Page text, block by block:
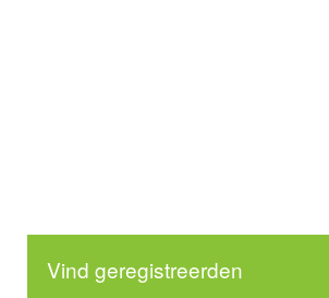
Vind geregistreerden